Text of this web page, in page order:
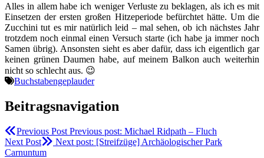
Alles in allem habe ich weniger Verluste zu beklagen, als ich es mit
Einsetzen der ersten großen Hitzeperiode befürchtet hätte. Um die
Zucchini tut es mir natürlich leid – mal sehen, ob ich nächstes Jahr
trotzdem noch einmal einen Versuch starte (ich habe ja immer noch
Samen übrig). Ansonsten sieht es aber dafür, dass ich eigentlich gar
keinen grünen Daumen habe, auf meinem Balkon auch weiterhin
nicht so schlecht aus. 😉
Buchstabengeplauder
Beitragsnavigation
Previous Post Previous post: Michael Ridpath – Fluch
Next Post
Next post: [Streifzüge] Archäologischer Park
Carnuntum